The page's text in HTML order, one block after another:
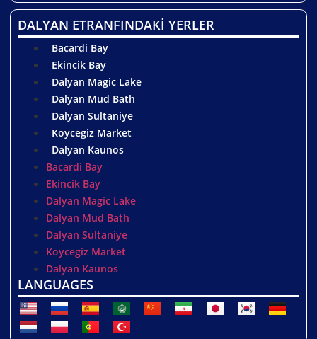
DALYAN ETRANFINDAKİ YERLER
Bacardi Bay
Ekincik Bay
Dalyan Magic Lake
Dalyan Mud Bath
Dalyan Sultaniye
Koycegiz Market
Dalyan Kaunos
Bacardi Bay
Ekincik Bay
Dalyan Magic Lake
Dalyan Mud Bath
Dalyan Sultaniye
Koycegiz Market
Dalyan Kaunos
LANGUAGES